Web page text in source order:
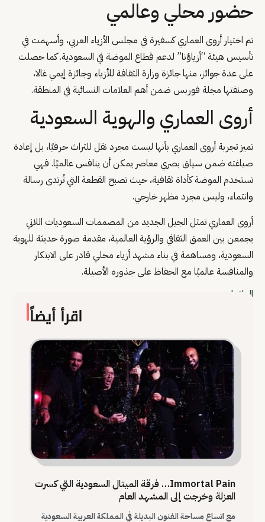
حضور محلي وعالمي
تم اختيار أروى العماري كسفيرة في مجلس الأزياء العربي، وأسهمت في
تأسيس هيئة “أزياؤنا” لدعم قطاع الموضة في السعودية. كما حصلت
على عدة جوائز، منها جائزة وزارة الثقافة للأزياء وجائزة إيمي غالا،
وصنفتها مجلة فوربس ضمن أهم العلامات النسائية في المنطقة.
أروى العماري والهوية السعودية
تميز تجربة أروى العماري بأنها ليست مجرد نقل للتراث حرفيًا، بل إعادة
صياغته ضمن سياق بصري معاصر يمكن أن ينافس عالميًا. فهي
تستخدم الموضة كأداة ثقافية، حيث تصبح القطعة التي تُرتدى رسالة
وانتماء، وليس مجرد مظهر خارجي.
أروى العماري تمثل الجيل الجديد من المصممات السعوديات اللاتي
يجمعن بين العمق الثقافي والرؤية العالمية، مقدمة صورة حديثة للهوية
السعودية، ومساهمة في بناء مشهد أزياء محلي قادر على الابتكار
والمنافسة عالميًا مع الحفاظ على جذوره الأصيلة.
العلامات
اقرأ أيضاً
Immortal Pain… فرقة الميتال السعودية التي كسرت
العزلة وخرجت إلى المشهد العام
مع اتساع مساحة الفنون البديلة في المملكة العربية السعودية